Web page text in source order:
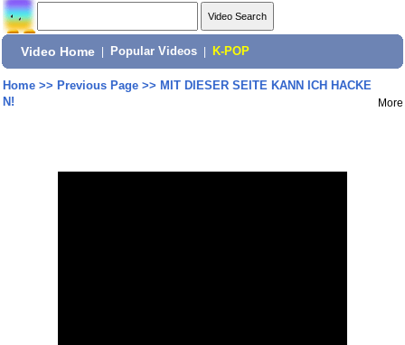
Video Home Popular Videos K-POP
Home>> Previous Page>> MIT DIESER SEITE KANN ICH HACKE
N!
More